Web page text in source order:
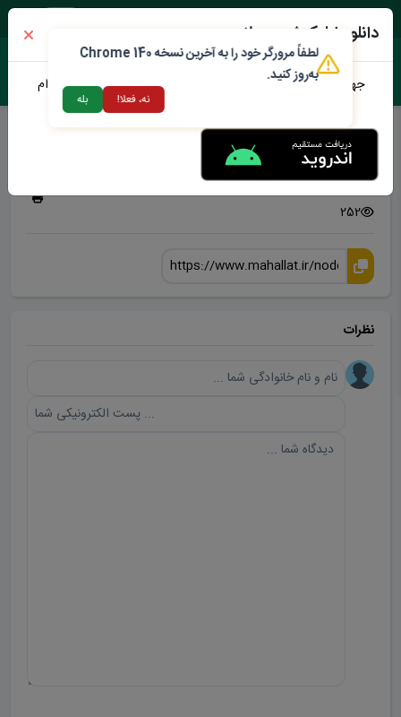
شهردار محلات
سه شنبه 18 فروردین 1405
252
نظرات
دانلود اپلیکیشن محلات من
جهت دانلود نرم افزار محلات من می توانید از طریق لینک زیر اقدام
لطفاً مرورگر خود را به آخرین نسخه Chrome 140
به‌روز کنید.
نه، فعلا! بله